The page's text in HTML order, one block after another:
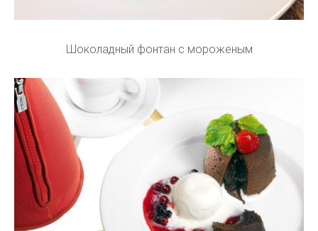
Шоколадный фонтан с мороженым